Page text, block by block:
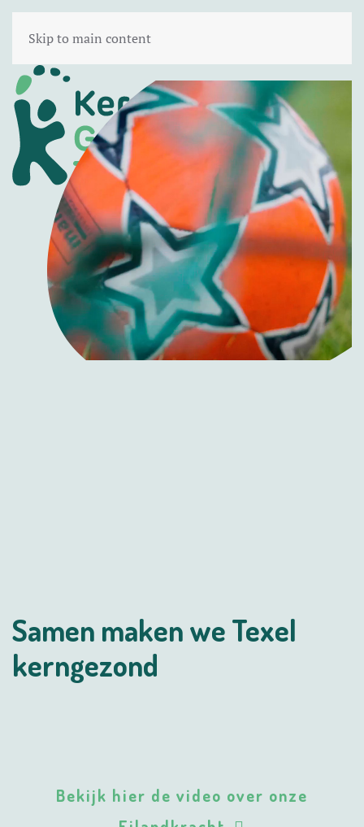
Skip to main content
Samen maken we Texel
kerngezond
Bekijk hier de video over onze